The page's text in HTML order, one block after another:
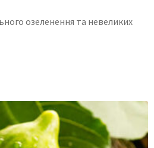
озеленення та невеликих